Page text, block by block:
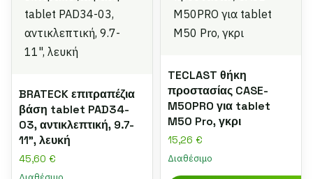
BRATECK επιτραπέζια
βάση tablet PAD34-
03, αντικλεπτική, 9.7-
11", λευκή
45,60 €
TECLAST θήκη
προστασίας CASE-
M50PRO για tablet
M50 Pro, γκρι
15,26 €
Διαθέσιμο